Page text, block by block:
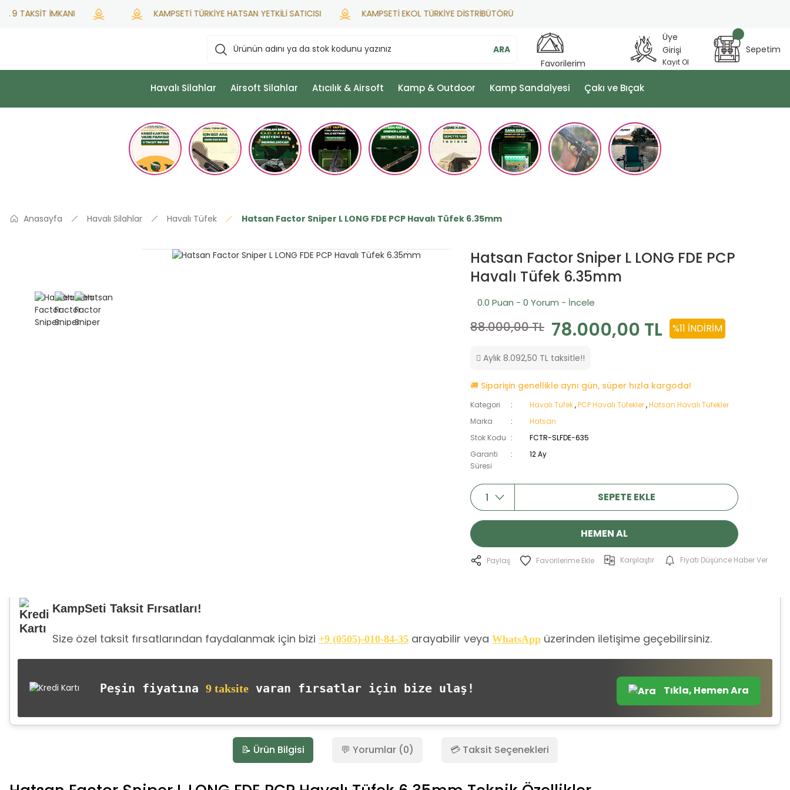
İMKANI KAMPSETİ TÜRKİYE HATSAN YETKİLİ SATICISI KAMPSETİ EKOL TÜRKİYE DİSTRİBÜTÖRÜ
ARA
Favorilerim
Üye
Girişi
Kayıt Ol
Sepetim
Havalı Silahlar Airsoft Silahlar Atıcılık & Airsoft Kamp & Outdoor Kamp Sandalyesi Çakı ve Bıçak
Anasayfa Havalı Silahlar Havalı Tüfek Hatsan Factor Sniper L LONG FDE PCP Havalı Tüfek 6.35mm
Hatsan Factor Sniper L LONG FDE PCP
Havalı Tüfek 6.35mm
0.0 Puan - 0 Yorum - İncele
88.000,00 TL 78.000,00 TL %11 İNDIRIM
Aylık 8.092,50 TL taksitle!!
🚚 Siparişin genellikle aynı gün, süper hızla kargoda!
Kategori Havalı Tüfek,PCP Havalı Tüfekler,Hatsan Havalı Tüfekler
Marka
Hatsan
Stok Kodu
FCTR-SLFDE-635
Garanti
Süresi
12 Ay
SEPETE EKLE
HEMEN AL
Paylaş Karşılaştır Fiyatı Düşünce Haber Ver
KampSeti Taksit Fırsatları!
Size özel taksit fırsatlarından faydalanmak için bizi +9 (0505)-010-84-35 arayabilir veya WhatsApp üzerinden iletişime geçebilirsiniz.
Peşin fiyatına9 taksite varan fırsatlar için bize ulaş! Tıkla, Hemen Ara
📝 Ürün Bilgisi 💬 Yorumlar (0) 💳 Taksit Seçenekleri